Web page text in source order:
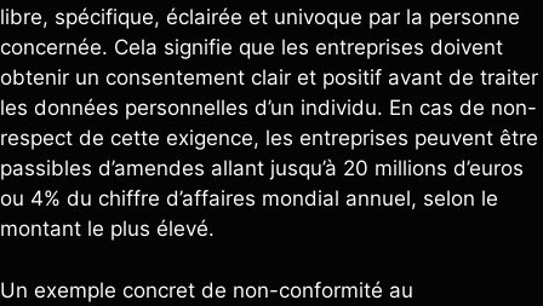
libre, spécifique, éclairée et univoque par la personne
concernée. Cela signifie que les entreprises doivent
obtenir un consentement clair et positif avant de traiter
les données personnelles d’un individu. En cas de non-
respect de cette exigence, les entreprises peuvent être
passibles d’amendes allant jusqu’à 20 millions d’euros
ou 4% du chiffre d’affaires mondial annuel, selon le
montant le plus élevé.
Un exemple concret de non-conformité au